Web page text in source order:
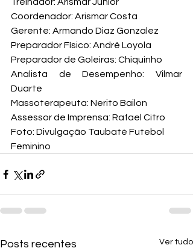
Coordenador: Arismar Costa
Gerente: Armando Diaz Gonzalez
Preparador Físico: André Loyola
Preparador de Goleiras: Chiquinho
Analista de Desempenho: Vilmar
Duarte
Massoterapeuta: Nerito Bailon
Assessor de Imprensa: Rafael Citro
Foto: Divulgação Taubaté Futebol
Feminino
Posts recentes Ver tudo